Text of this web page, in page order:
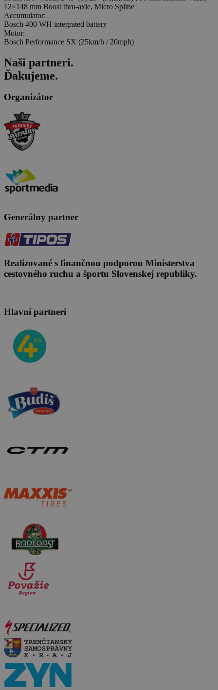
12×148 mm Boost thru-axle, Micro Spline
Accumulator:
Bosch 400 WH integrated battery
Motor:
Bosch Performance SX (25km/h / 20mph)
Naši partneri.
Ďakujeme.
Organizátor
Generálny partner
Realizované s finančnou podporou Ministerstva
cestovného ruchu a športu Slovenskej republiky.
Hlavní partneri